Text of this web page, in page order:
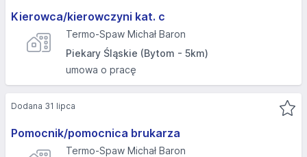
Kierowca/kierowczyni kat. c
Termo-Spaw Michał Baron
Piekary Śląskie (Bytom - 5km)
umowa o pracę
Pomocnik/pomocnica brukarza
Termo-Spaw Michał Baron
Dodana 31 lipca